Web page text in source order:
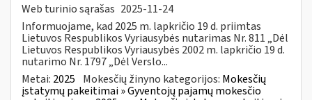
Web turinio sąrašas 2025-11-24
Informuojame, kad 2025 m. lapkričio 19 d. priimtas
Lietuvos Respublikos Vyriausybės nutarimas Nr. 811 „Dėl
Lietuvos Respublikos Vyriausybės 2002 m. lapkričio 19 d.
nutarimo Nr. 1797 „Dėl Verslo...
Metai: 2025 Mokesčių žinyno kategorijos: Mokesčių
įstatymų pakeitimai » Gyventojų pajamų mokesčio